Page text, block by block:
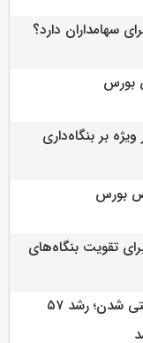
بر بنگاه‌داری
تقویت بنگاه‌های
بیمه پارسیان در آستانه 10 همتی شدن؛ رشد ۵۷